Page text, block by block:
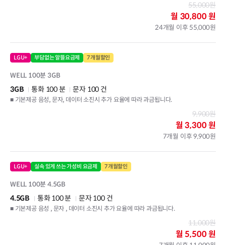
55,000원
월 30,800 원
24개월 이후 55,000원
LGU+ 부담없는 알뜰요금제 7개월할인
WELL 100분 3GB
3GB 통화 100 분
문자 100 건
■ 기본제공 음성, 문자, 데이터 소진시 추가 요율에 따라 과금됩니다.
9,900원
월3,300 원
7개월 이후 9,900원
LGU+ 실속 있게 쓰는 가성비 요금제 7개월할인
WELL 100분 4.5GB
4.5GB 통화 100 분
문자 100 건
■ 기본제공 음성 , 문자 , 데이터 소진시 추가 요율에 따라 과금됩니다.
11,000원
월 5,500 원